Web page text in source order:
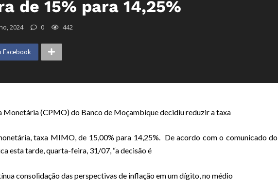
de 15% para 14,25%
2024 0 442
Facebook
Monetária (CPMO) do Banco de Moçambique decidiu reduzir a taxa
taxa MIMO, de 15,00% para 14,25%. De acordo com o comunicado do
esta tarde, quarta-feira, 31/07, “a decisão é
consolidação das perspectivas de inflação em um dígito, no médio